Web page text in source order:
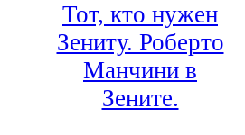
Тот, кто нужен
Зениту. Роберто
Манчини в
Зените.